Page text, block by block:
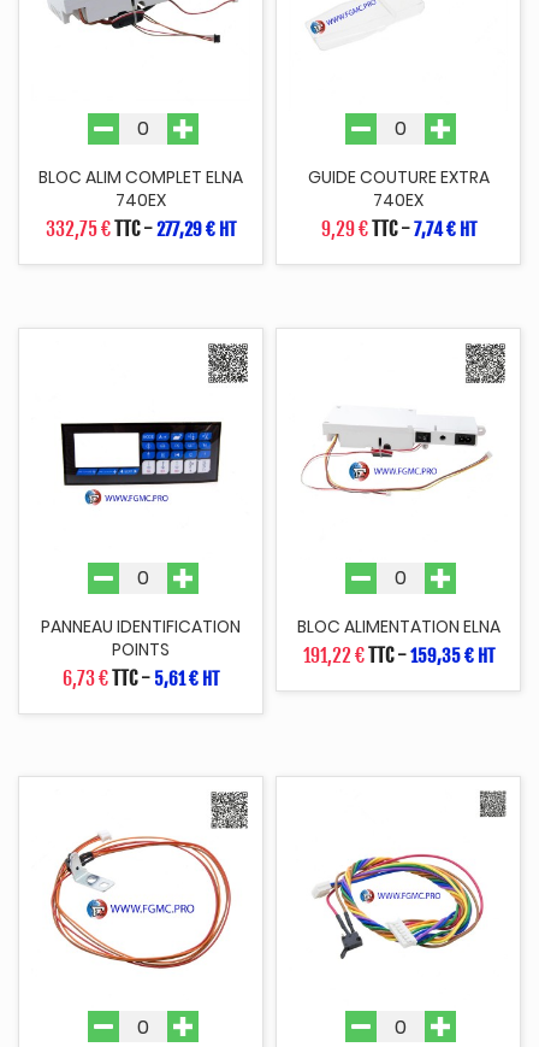
BLOC ALIM COMPLET ELNA
740EX
332,75 €TTC-277,29 € HT
GUIDE COUTURE EXTRA
740EX
9,29 €TTC-7,74 € HT
PANNEAU IDENTIFICATION
POINTS
6,73 €TTC- 5,61 € HT
BLOC ALIMENTATION ELNA
191,22 €TTC-159,35 € HT